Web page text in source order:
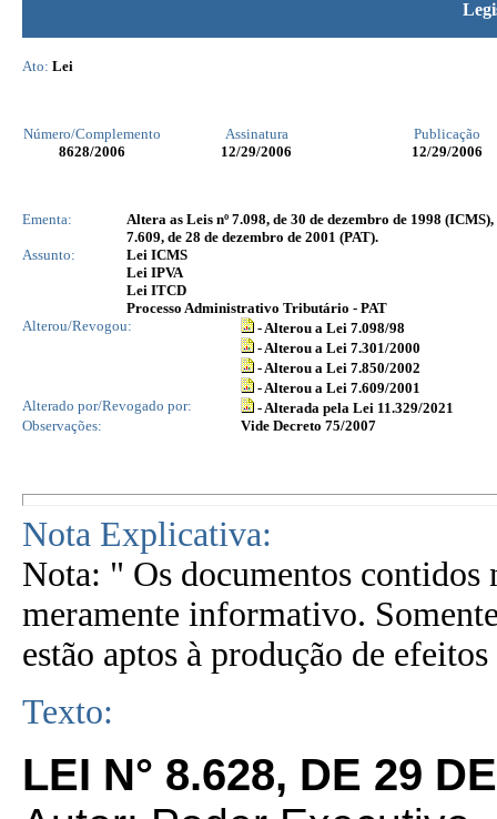
Ato: Lei
Número/Complemento Assinatura
Publicação
8628/2006 12/29/2006 12/29/2006
Ementa:
Altera as Leis nº 7.098, de 30 de dezembro de 1998
7.609, de 28 de dezembro de 2001 (PAT).
Assunto:
Lei ICMS
Lei IPVA
Lei ITCD
Processo Administrativo Tributário - PAT
Alterou/Revogou:
- Alterou a Lei 7.098/98
- Alterou a Lei 7.301/2000
- Alterou a Lei 7.850/2002
- Alterou a Lei 7.609/2001
Alterado por/Revogado por:
- Alterada pela Lei 11.329/2021
Observações:
Vide Decreto 75/2007
Nota Explicativa:
Nota: " Os documentos contidos
meramente informativo.
estão aptos à produção de
Texto:
LEI N° 8.628, DE 29